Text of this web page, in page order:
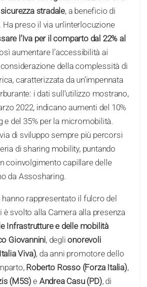
stradale, a beneficio di
preso il via un’interlocuzione
l’Iva per il comparto dal 22% al
aumentare l’accessibilità ai
della complessità di
caratterizzata da un’impennata
i dati sull’utilizzo mostrano,
2022, indicano aumenti del 10%
e del 35% per la micromobilità.
di sviluppo sempre più percorsi
di sharing mobility, puntando
coinvolgimento capillare delle
da Assosharing.
rappresentato il fulcro del
è svolto alla Camera alla presenza
Infrastrutture e delle mobilità
Giovannini, deglionorevoli
Viva), da anni promotore dello
Roberto Rosso (Forza Italia),
(M5S) e Andrea Casu (PD), di